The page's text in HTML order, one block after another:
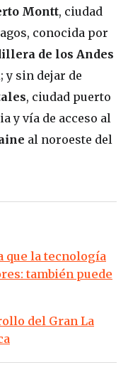
Montt, ciudad
conocida por
de los Andes
; y sin dejar de
, ciudad puerto
y vía de acceso al
al noroeste del
que la tecnología
también puede
del Gran La